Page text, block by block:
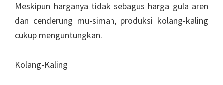
Meskipun harganya tidak sebagus harga gula aren
dan cenderung mu-siman, produksi kolang-kaling
cukup menguntungkan.
Kolang-Kaling